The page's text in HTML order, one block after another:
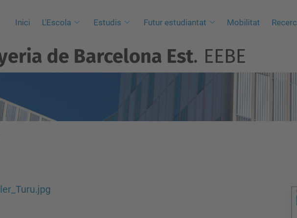
Inici L'Escola Estudis Futur estudiantat Mobilitat
de Barcelona Est. EEBE